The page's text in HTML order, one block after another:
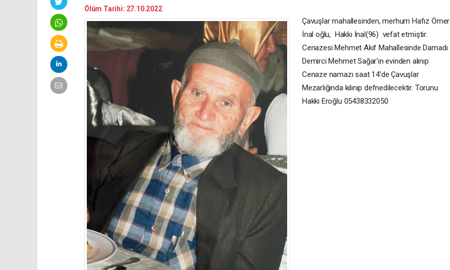
Ölüm Tarihi: 27.10.2022
Çavuşlar mahallesinden, merhum Hafız Ömer
İnal oğlu, Hakkı İnal(96) vefat etmiştir.
Cenazesi Mehmet Akif Mahallesinde Damadı
Demirci Mehmet Sağar'ın evinden alınıp
Cenaze namazı saat 14'de Çavuşlar
Mezarlığında kılınıp defnedilecektir. Torunu
Hakkı Eroğlu 05438332050